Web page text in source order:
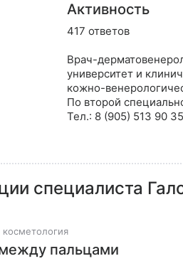
Активность
417 ответов
Врач-
университет и
кожно-
По второй
Тел.: 8 (905) 513 90
специалиста
пальцами